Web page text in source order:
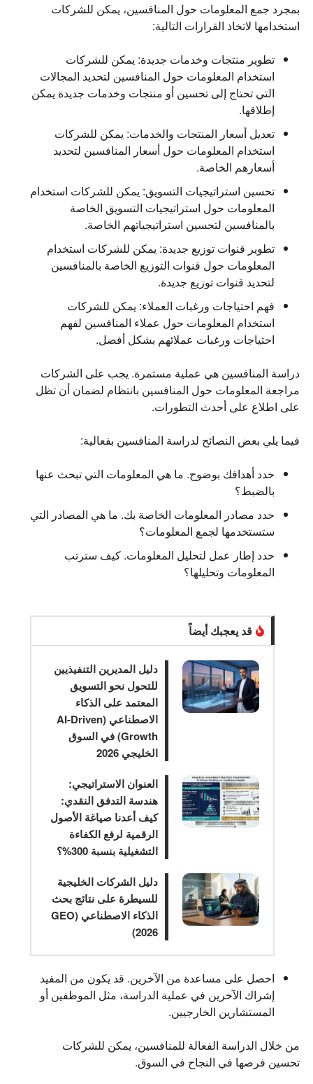
بمجرد جمع المعلومات حول المنافسين، يمكن للشركات
استخدامها لاتخاذ القرارات التالية:
تطوير منتجات وخدمات جديدة: يمكن للشركات
استخدام المعلومات حول المنافسين لتحديد المجالات
التي تحتاج إلى تحسين أو منتجات وخدمات جديدة يمكن
إطلاقها.
تعديل أسعار المنتجات والخدمات: يمكن للشركات
استخدام المعلومات حول أسعار المنافسين لتحديد
أسعارهم الخاصة.
تحسين استراتيجيات التسويق: يمكن للشركات استخدام
المعلومات حول استراتيجيات التسويق الخاصة
بالمنافسين لتحسين استراتيجياتهم الخاصة.
تطوير قنوات توزيع جديدة: يمكن للشركات استخدام
المعلومات حول قنوات التوزيع الخاصة بالمنافسين
لتحديد قنوات توزيع جديدة.
فهم احتياجات ورغبات العملاء: يمكن للشركات
استخدام المعلومات حول عملاء المنافسين لفهم
احتياجات ورغبات عملائهم بشكل أفضل.
دراسة المنافسين هي عملية مستمرة. يجب على الشركات
مراجعة المعلومات حول المنافسين بانتظام لضمان أن تظل
على اطلاع على أحدث التطورات.
فيما يلي بعض النصائح لدراسة المنافسين بفعالية:
حدد أهدافك بوضوح. ما هي المعلومات التي تبحث عنها
بالضبط؟
حدد مصادر المعلومات الخاصة بك. ما هي المصادر التي
ستستخدمها لجمع المعلومات؟
حدد إطار عمل لتحليل المعلومات. كيف سترتب
المعلومات وتحليلها؟
قد يعجبك أيضاً
دليل المديرين التنفيذيين
للتحول نحو التسويق
المعتمد على الذكاء
الاصطناعي (AI-Driven
Growth) في السوق
الخليجي 2026
العنوان الاستراتيجي:
هندسة التدفق النقدي:
كيف أعدنا صياغة الأصول
الرقمية لرفع الكفاءة
التشغيلية بنسبة 300%؟
دليل الشركات الخليجية
للسيطرة على نتائج بحث
الذكاء الاصطناعي (GEO
2026)
احصل على مساعدة من الآخرين. قد يكون من المفيد
إشراك الآخرين في عملية الدراسة، مثل الموظفين أو
المستشارين الخارجيين.
من خلال الدراسة الفعالة للمنافسين، يمكن للشركات
تحسين فرصها في النجاح في السوق.